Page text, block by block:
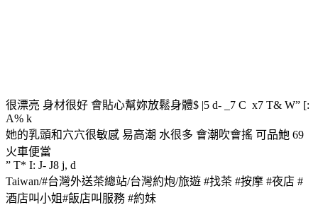
很漂亮 身材很好 會貼心幫妳放鬆身體$ |5 d- _7 C x7 T& W” [:
A% k
她的乳頭和穴穴很敏感 易高潮 水很多 會潮吹會搖 可品鮑 69
火車便當
” T* I: J- J8 j, d
Taiwan/#台灣外送茶總站/台灣約炮/旅遊 #找茶 #按摩 #夜店 #
酒店叫小姐#飯店叫服務 #約妹